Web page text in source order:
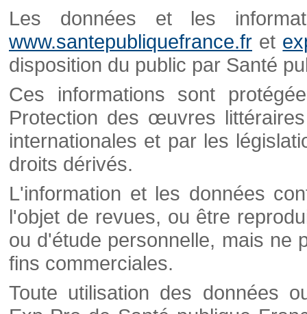
Les données et les
www.santepubliquefrance.fr et
disposition du public par Santé
Ces informations sont
Protection des œuvres
internationales et par les
droits dérivés.
L'information et les données
l'objet de revues, ou être
ou d'étude personnelle, mais ne
fins commerciales.
Toute utilisation des données